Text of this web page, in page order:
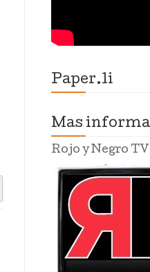
Paper.li
Mas
Rojo y Negro TV